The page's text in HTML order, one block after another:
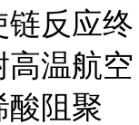
链反应终
高温航空
酸阻聚